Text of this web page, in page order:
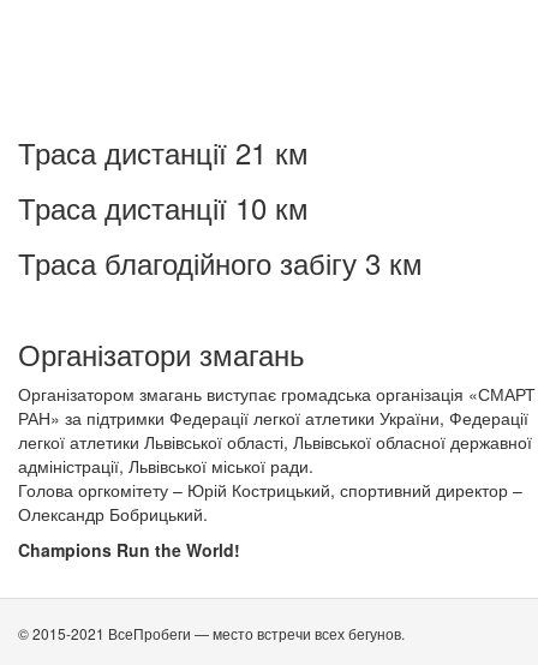
Траса дистанції 21 км
Траса дистанції 10 км
Траса благодійного забігу 3 км
Організатори змагань
Організатором змагань виступає громадська організація «СМАРТ
РАН» за підтримки Федерації легкої атлетики України, Федерації
легкої атлетики Львівської області, Львівської обласної державної
адміністрації, Львівської міської ради.
Голова оргкомітету – Юрій Кострицький, спортивний директор –
Олександр Бобрицький.
Champions Run the World!
© 2015-2021 ВсеПробеги — место встречи всех бегунов.